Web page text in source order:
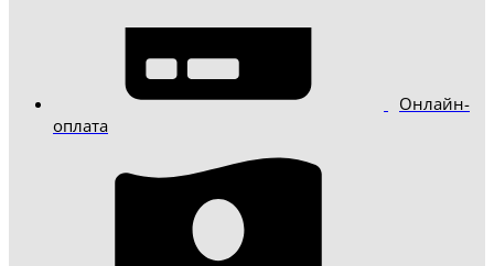
Онлайн-
оплата